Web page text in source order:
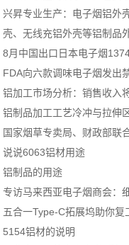
兴昇专业生产：电子烟铝外
壳、无线充铝外壳等铝制品
8月中国出口日本电子烟
FDA向六款调味电子烟发出
铝加工市场分析：销售收入
铝制品加工工艺冷冲与拉伸
国家烟草专卖局、财政部联
说说6063铝材用途
铝制品的用途
专访马来西亚电子烟商会：
五合一Type-C拓展坞助你
5154铝材的说明